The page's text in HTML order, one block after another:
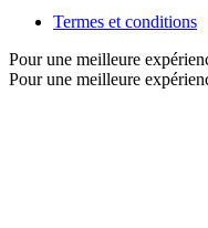
Termes et conditions
Pour une meilleure
Pour une meilleure